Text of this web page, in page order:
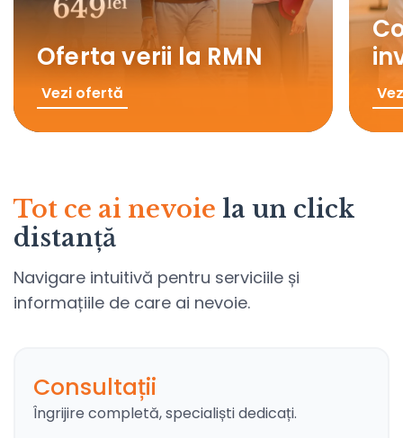
Oferta verii la RMN
Vezi ofertă
Tot ce ai nevoie la un click
distanță
Navigare intuitivă pentru serviciile și
informațiile de care ai nevoie.
Consultații
Îngrijire completă, specialiști dedicați.